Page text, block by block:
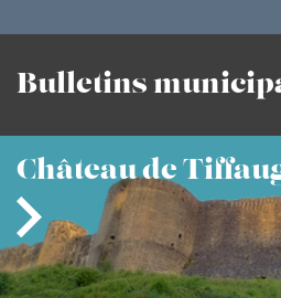
Bulletins
Châteaude